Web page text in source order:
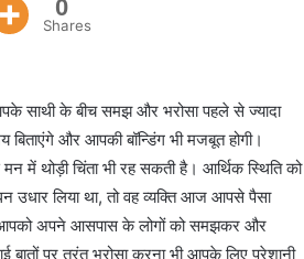
0
Shares
साथी के बीच समझ और भरोसा पहले से ज्यादा
और आपकी बॉन्डिंग भी मजबूत होगी।
में थोड़ी चिंता भी रह सकती है। आर्थिक स्थिति को
लिया था, तो वह व्यक्ति आज आपसे पैसा
आपको अपने आसपास के लोगों को समझकर और
बातों पर तुरंत भरोसा करना भी आपके लिए परेशानी